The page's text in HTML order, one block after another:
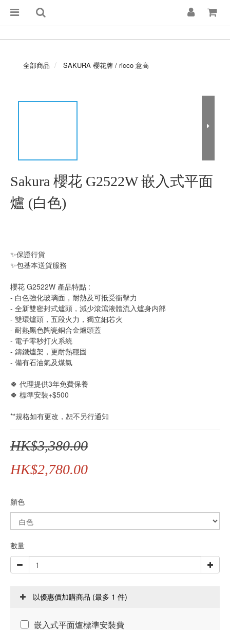
全部商品 SAKURA 櫻花牌 / ricco 意高
Sakura 櫻花 G2522W 嵌入式平面
爐 (白色)
✨保證行貨
✨包基本送貨服務
櫻花 G2522W 產品特點 :
- 白色強化玻璃面，耐熱及可抵受衝擊力
- 全新雙密封式爐頭，減少滾瀉液體流入爐身内部
- 雙環爐頭，五段火力，獨立細芯火
- 耐熱黑色陶瓷銅合金爐頭蓋
- 電子零秒打火系統
- 鑄鐵爐架，更耐熱穩固
- 備有石油氣及煤氣
🍀 代理提供3年免費保養
🍀 標準安裝+$500
**規格如有更改，恕不另行通知
HK$3,380.00
HK$2,780.00
顏色
數量
以優惠價加購商品 (最多 1 件)
嵌入式平面爐標準安裝費